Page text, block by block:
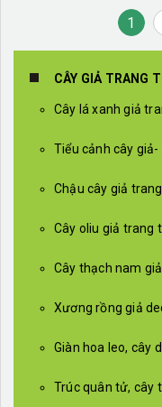
1
CÂY GIẢ TRANG
Cây lá xanh giả
Tiểu cảnh cây giả-
Chậu cây giả
Cây oliu giả trang
Cây thạch nam
Xương rồng giả
Giàn hoa leo, cây
Trúc quân tử, cây